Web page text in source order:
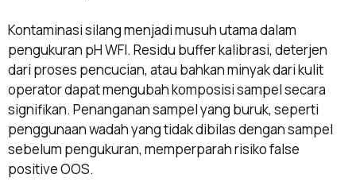
Kontaminasi silang menjadi musuh utama dalam
pengukuran pH WFI. Residu buffer kalibrasi, deterjen
dari proses pencucian, atau bahkan minyak dari kulit
operator dapat mengubah komposisi sampel secara
signifikan. Penanganan sampel yang buruk, seperti
penggunaan wadah yang tidak dibilas dengan sampel
sebelum pengukuran, memperparah risiko false
positive OOS.